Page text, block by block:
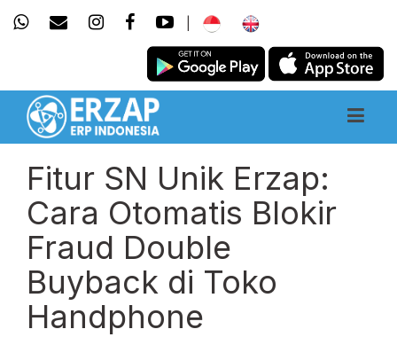
Fitur SN Unik Erzap:
Cara Otomatis Blokir
Fraud Double
Buyback di Toko
Handphone